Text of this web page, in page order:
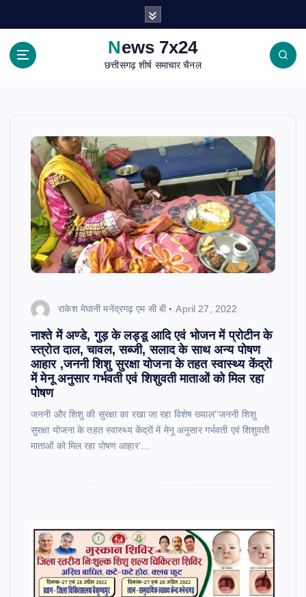
News 7x24
छत्तीसगढ़ शीर्ष समाचार चैनल
राकेश मेघानी मनेंद्रगढ़ एम सी बी April 27, 2022
नाश्ते में अण्डे, गुड़ के लड्डू आदि एवं भोजन में प्रोटीन के
स्त्रोत दाल, चावल, सब्जी, सलाद के साथ अन्य पोषण
आहार ,जननी शिशु सुरक्षा योजना के तहत स्वास्थ्य केंद्रों
में मेनू अनुसार गर्भवती एवं शिशुवती माताओं को मिल रहा
पोषण
जननी और शिशु की सुरक्षा का रखा जा रहा विशेष ख्याल’’जननी शिशु
सुरक्षा योजना के तहत स्वास्थ्य केंद्रों में मेनू अनुसार गर्भवती एवं शिशुवती
माताओं को मिल रहा पोषण आहार’…